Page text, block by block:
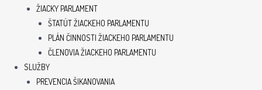
ŽIACKY PARLAMENT
ŠTATÚT ŽIACKEHO PARLAMENTU
PLÁN ČINNOSTI ŽIACKEHO PARLAMENTU
ČLENOVIA ŽIACKEHO PARLAMENTU
SLUŽBY
PREVENCIA ŠIKANOVANIA